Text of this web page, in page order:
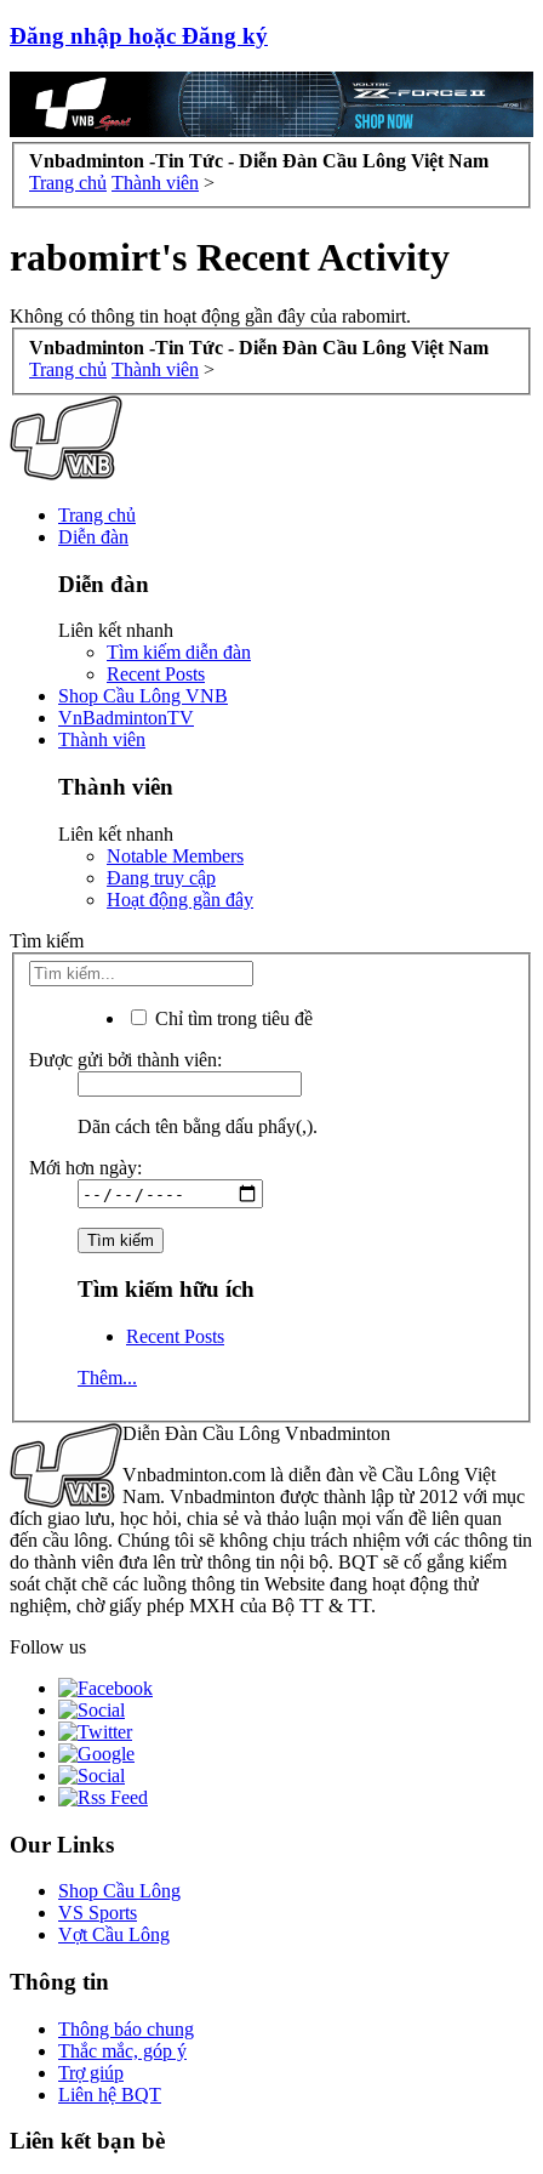
Đăng nhập hoặc Đăng ký
Vnbadminton -Tin Tức - Diễn Đàn Cầu Lông Việt Nam
Trang chủ Thành viên >
rabomirt's Recent Activity
Không có thông tin hoạt động gần đây của rabomirt.
Vnbadminton -Tin Tức - Diễn Đàn Cầu Lông Việt Nam
Trang chủ Thành viên >
Trang chủ
Diễn đàn
Diễn đàn
Liên kết nhanh
Tìm kiếm diễn đàn
Recent Posts
Shop Cầu Lông VNB
VnBadmintonTV
Thành viên
Thành viên
Liên kết nhanh
Notable Members
Đang truy cập
Hoạt động gần đây
Tìm kiếm
Chỉ tìm trong tiêu đề
Được gửi bởi thành viên:
Dãn cách tên bằng dấu phẩy(,).
Mới hơn ngày:
Tìm kiếm hữu ích
Recent Posts
Thêm...
Diễn Đàn Cầu Lông Vnbadminton
Vnbadminton.com là diễn đàn về Cầu Lông Việt
Nam. Vnbadminton được thành lập từ 2012 với mục
đích giao lưu, học hỏi, chia sẻ và thảo luận mọi vấn đề liên quan
đến cầu lông. Chúng tôi sẽ không chịu trách nhiệm với các thông tin
do thành viên đưa lên trừ thông tin nội bộ. BQT sẽ cố gắng kiểm
soát chặt chẽ các luồng thông tin Website đang hoạt động thử
nghiệm, chờ giấy phép MXH của Bộ TT & TT.
Follow us
Our Links
Shop Cầu Lông
VS Sports
Vợt Cầu Lông
Thông tin
Thông báo chung
Thắc mắc, góp ý
Trợ giúp
Liên hệ BQT
Liên kết bạn bè